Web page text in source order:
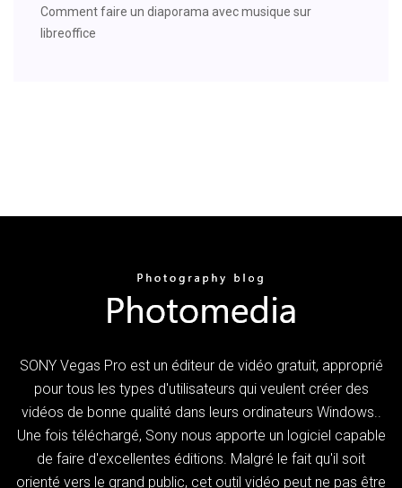
Comment faire un diaporama avec musique sur
libreoffice
SONY Vegas Pro est un éditeur de vidéo gratuit, approprié
pour tous les types d'utilisateurs qui veulent créer des
vidéos de bonne qualité dans leurs ordinateurs Windows..
Une fois téléchargé, Sony nous apporte un logiciel capable
de faire d'excellentes éditions. Malgré le fait qu'il soit
orienté vers le grand public, cet outil vidéo peut ne pas être